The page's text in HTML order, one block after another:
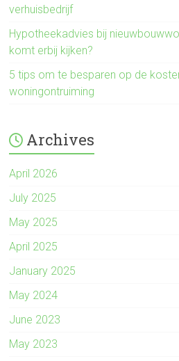
verhuisbedrijf
Hypotheekadvies bij
komt erbij kijken?
5 tips om te besparen op de
woningontruiming
Archives
April 2026
July 2025
May 2025
April 2025
January 2025
May 2024
June 2023
May 2023